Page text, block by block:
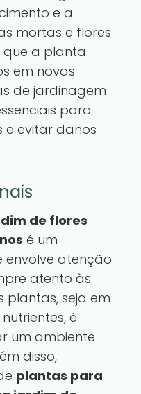
e a
mortas e flores
a planta
em novas
de jardinagem
para
e evitar danos
de flores
é um
envolve atenção
atento às
plantas, seja em
é
um ambiente
disso,
plantas para